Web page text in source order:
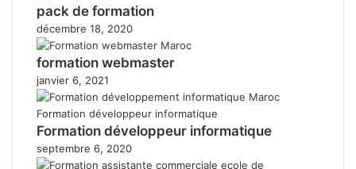
pack de formation
décembre 18, 2020
formation webmaster
janvier 6, 2021
Formation développeur informatique
septembre 6, 2020